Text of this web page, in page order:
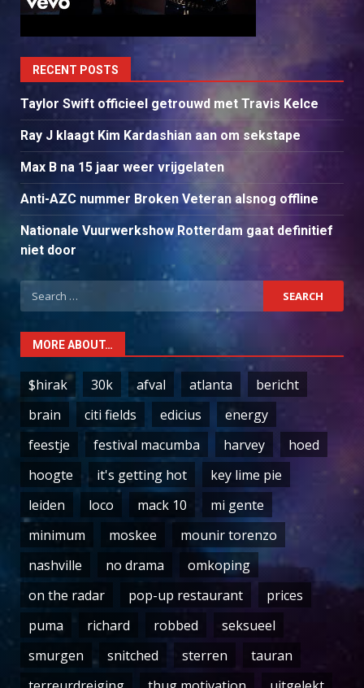
RECENT POSTS
Taylor Swift officieel getrouwd met Travis Kelce
Ray J klaagt Kim Kardashian aan om sekstape
Max B na 15 jaar weer vrijgelaten
Anti-AZC nummer Broken Veteran alsnog offline
Nationale Vuurwerkshow Rotterdam gaat definitief
niet door
Search
for:
MORE ABOUT…
$hirak 30k afval atlanta
bericht
brain
citi fields edicius
energy
feestje
festival macumba harvey
hoed
hoogte
it's getting hot
key lime pie
leiden
loco mack 10
mi gente
minimum
moskee
mounir torenzo
nashville
no drama
omkoping
on the radar
pop-up restaurant
prices
puma
richard robbed
seksueel
smurgen
snitched sterren
tauran